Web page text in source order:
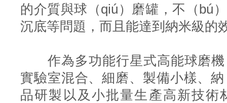
的介質與球（qiú）磨罐，不（bú
沉底等問題，而且能達到納米級的
作為多功能行星式高能球磨機
實驗室混合、細磨、製備小樣、
品研製以及小批量生產高新技術